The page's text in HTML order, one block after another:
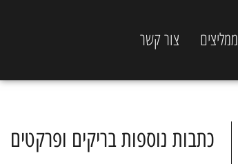
ממליצים צור קשר
כתבות נוספות בריקים ופרקטים